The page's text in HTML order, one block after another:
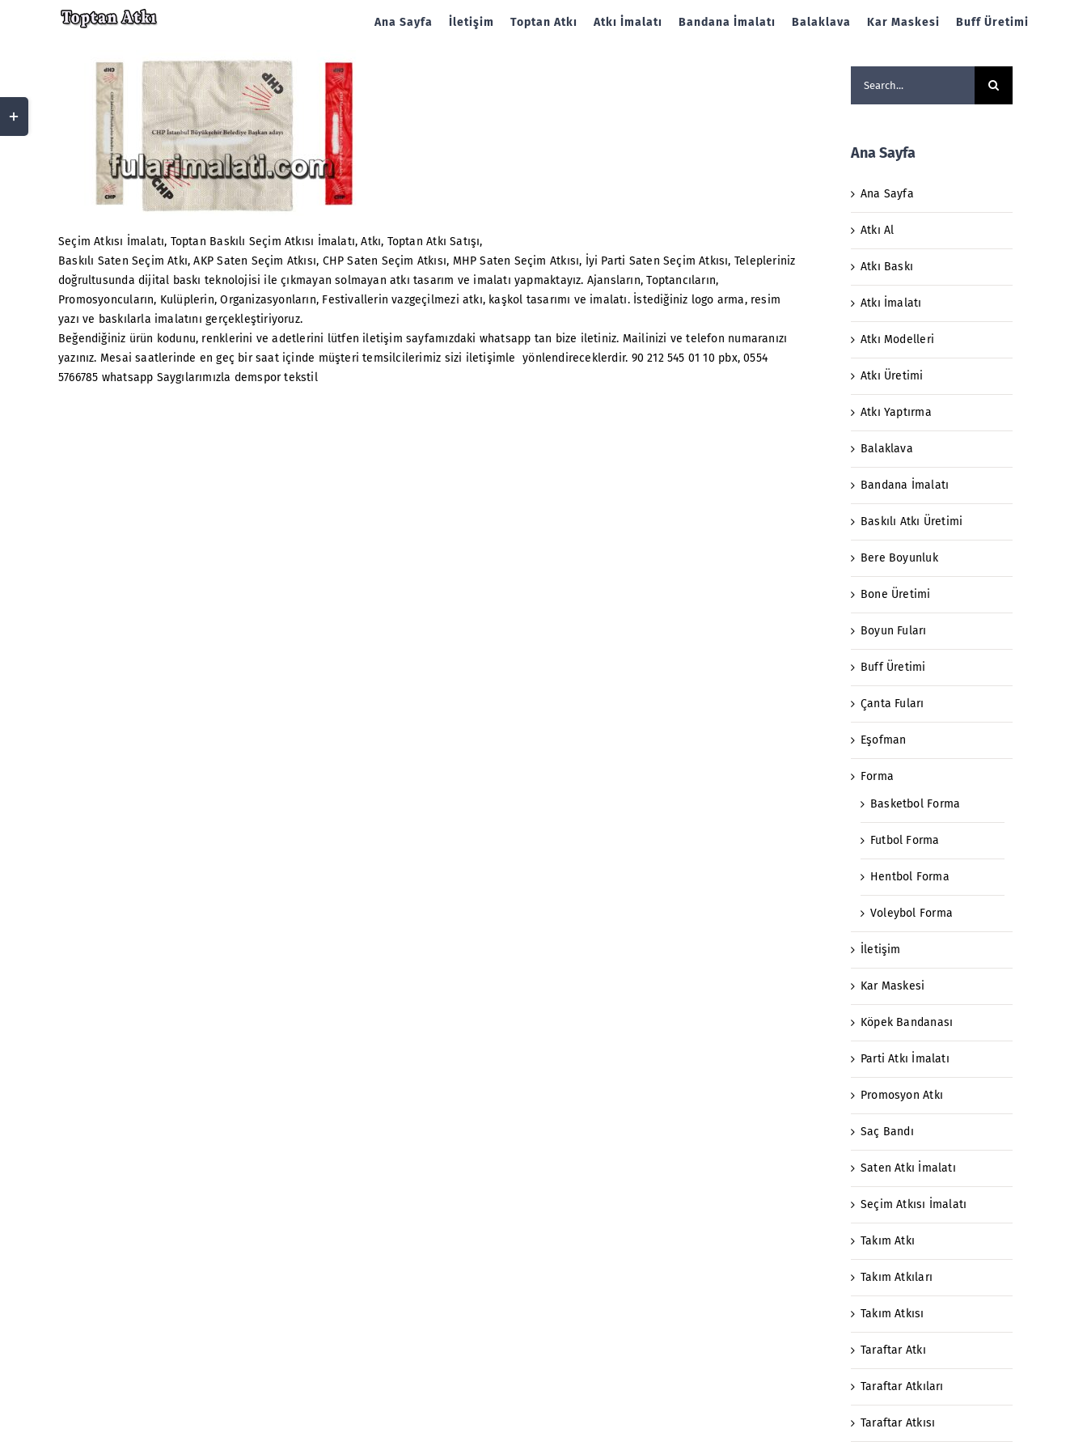
Ana Sayfa İletişim Toptan Atkı Atkı İmalatı Bandana İmalatı Balaklava Kar Maskesi Buff Üretimi
Seçim Atkısı İmalatı, Toptan Baskılı Seçim Atkısı İmalatı, Atkı, Toptan Atkı Satışı,
Baskılı Saten Seçim Atkı, AKP Saten Seçim Atkısı, CHP Saten Seçim Atkısı, MHP Saten Seçim Atkısı, İyi Parti Saten Seçim Atkısı, Telepleriniz
doğrultusunda dijital baskı teknolojisi ile çıkmayan solmayan atkı tasarım ve imalatı yapmaktayız. Ajansların, Toptancıların,
Promosyoncuların, Kulüplerin, Organizasyonların, Festivallerin vazgeçilmezi atkı, kaşkol tasarımı ve imalatı. İstediğiniz logo arma, resim
yazı ve baskılarla imalatını gerçekleştiriyoruz.
Beğendiğiniz ürün kodunu, renklerini ve adetlerini lütfen iletişim sayfamızdaki whatsapp tan bize iletiniz. Mailinizi ve telefon numaranızı
yazınız. Mesai saatlerinde en geç bir saat içinde müşteri temsilcilerimiz sizi iletişimle yönlendireceklerdir. 90 212 545 01 10 pbx, 0554
5766785 whatsapp Saygılarımızla demspor tekstil
Ana Sayfa
Ana Sayfa
Atkı Al
Atkı Baskı
Atkı İmalatı
Atkı Modelleri
Atkı Üretimi
Atkı Yaptırma
Balaklava
Bandana İmalatı
Baskılı Atkı Üretimi
Bere Boyunluk
Bone Üretimi
Boyun Fuları
Buff Üretimi
Çanta Fuları
Eşofman
Forma
Basketbol Forma
Futbol Forma
Hentbol Forma
Voleybol Forma
İletişim
Kar Maskesi
Köpek Bandanası
Parti Atkı İmalatı
Promosyon Atkı
Saç Bandı
Saten Atkı İmalatı
Seçim Atkısı İmalatı
Takım Atkı
Takım Atkıları
Takım Atkısı
Taraftar Atkı
Taraftar Atkıları
Taraftar Atkısı
Sliding